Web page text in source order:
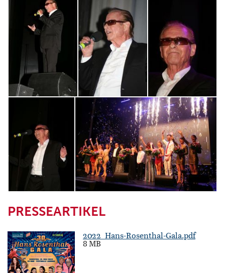
PRESSEARTIKEL
2022_Hans-Rosenthal-Gala.pdf
8 MB